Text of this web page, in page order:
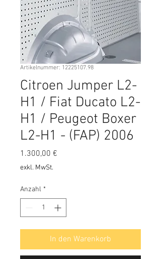
Artikelnummer: 12225107.98
Citroen Jumper L2-
H1 / Fiat Ducato L2-
H1 / Peugeot Boxer
L2-H1 - (FAP) 2006
1.300,00 €
exkl. MwSt.
Anzahl *
In den Warenkorb